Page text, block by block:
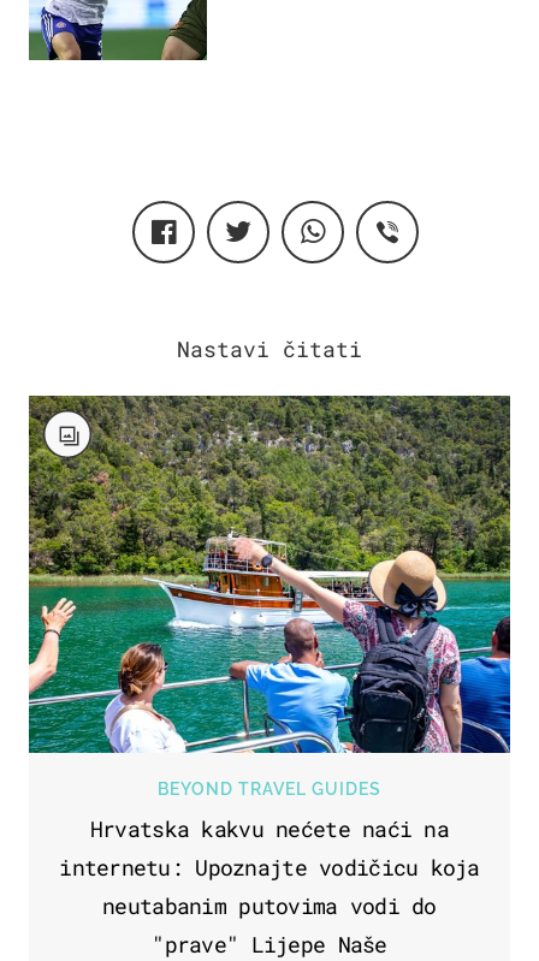
BEYOND TRAVEL GUIDES
Hrvatska kakvu nećete naći na
internetu: Upoznajte vodičicu koja
neutabanim putovima vodi do
"prave" Lijepe Naše